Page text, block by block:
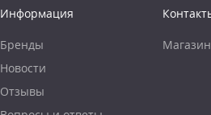
Информация
Бренды
Новости
Отзывы